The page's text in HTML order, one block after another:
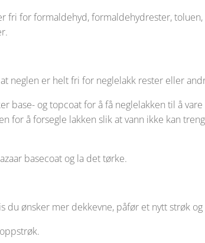
fri for formaldehyd, formaldehydrester,
neglen er helt fri for neglelakk rester eller
base- og topcoat for å få neglelakken til å
for å forsegle lakken slik at vann ikke kan
basecoat og la det tørke.
du ønsker mer dekkevne, påfør et nytt strøk